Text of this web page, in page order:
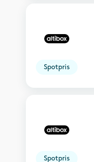
Spotpris
Spotpris